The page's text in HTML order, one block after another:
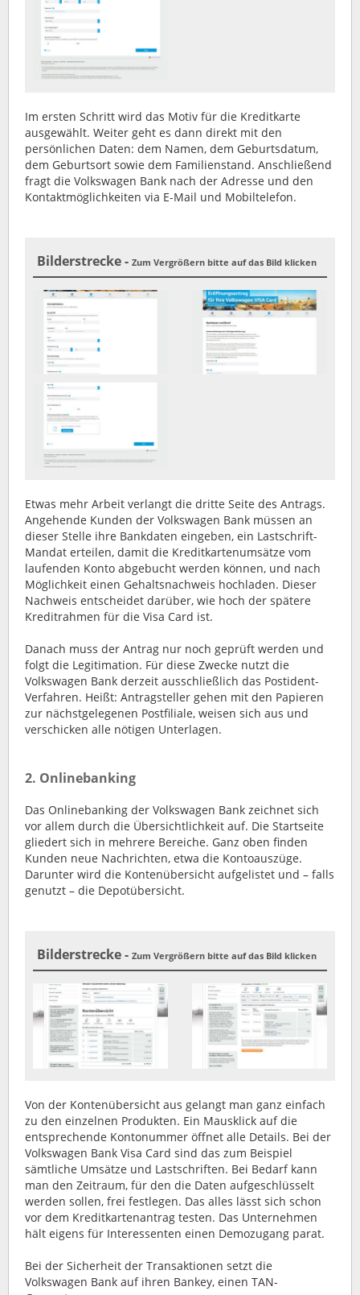
Im ersten Schritt wird das Motiv für die Kreditkarte
ausgewählt. Weiter geht es dann direkt mit den
persönlichen Daten: dem Namen, dem Geburtsdatum,
dem Geburtsort sowie dem Familienstand. Anschließend
fragt die Volkswagen Bank nach der Adresse und den
Kontaktmöglichkeiten via E-Mail und Mobiltelefon.
Bilderstrecke - Zum Vergrößern bitte auf das Bild klicken
Etwas mehr Arbeit verlangt die dritte Seite des Antrags.
Angehende Kunden der Volkswagen Bank müssen an
dieser Stelle ihre Bankdaten eingeben, ein Lastschrift-
Mandat erteilen, damit die Kreditkartenumsätze vom
laufenden Konto abgebucht werden können, und nach
Möglichkeit einen Gehaltsnachweis hochladen. Dieser
Nachweis entscheidet darüber, wie hoch der spätere
Kreditrahmen für die Visa Card ist.
Danach muss der Antrag nur noch geprüft werden und
folgt die Legitimation. Für diese Zwecke nutzt die
Volkswagen Bank derzeit ausschließlich das Postident-
Verfahren. Heißt: Antragsteller gehen mit den Papieren
zur nächstgelegenen Postfiliale, weisen sich aus und
verschicken alle nötigen Unterlagen.
2. Onlinebanking
Das Onlinebanking der Volkswagen Bank zeichnet sich
vor allem durch die Übersichtlichkeit auf. Die Startseite
gliedert sich in mehrere Bereiche. Ganz oben finden
Kunden neue Nachrichten, etwa die Kontoauszüge.
Darunter wird die Kontenübersicht aufgelistet und – falls
genutzt – die Depotübersicht.
Bilderstrecke - Zum Vergrößern bitte auf das Bild klicken
Von der Kontenübersicht aus gelangt man ganz einfach
zu den einzelnen Produkten. Ein Mausklick auf die
entsprechende Kontonummer öffnet alle Details. Bei der
Volkswagen Bank Visa Card sind das zum Beispiel
sämtliche Umsätze und Lastschriften. Bei Bedarf kann
man den Zeitraum, für den die Daten aufgeschlüsselt
werden sollen, frei festlegen. Das alles lässt sich schon
vor dem Kreditkartenantrag testen. Das Unternehmen
hält eigens für Interessenten einen Demozugang parat.
Bei der Sicherheit der Transaktionen setzt die
Volkswagen Bank auf ihren Bankey, einen TAN-